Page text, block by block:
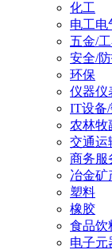
化工
电工电
五金/
安全/
环保
仪器仪
IT设备
农林牧
交通运
商务服
冶金矿
塑料
橡胶
食品饮
电子元